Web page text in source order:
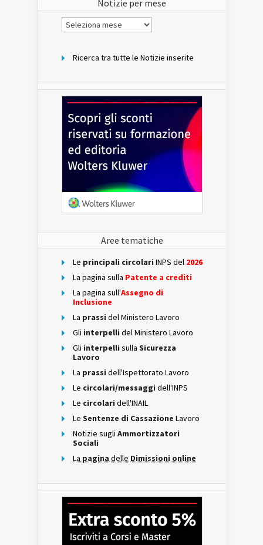
Notizie per mese
Notizie
per
Ricerca tra tutte le Notizie inserite
Aree tematiche
Le principali circolari INPS del 2026
La pagina sulla Patente a crediti
La pagina sull'Assegno di
Inclusione
La prassi del Ministero Lavoro
Gli interpelli del Ministero Lavoro
Gli interpelli sulla Sicurezza
Lavoro
La prassi dell'Ispettorato Lavoro
Le circolari/messaggi dell'INPS
Le circolari dell'INAIL
Le Sentenze di Cassazione Lavoro
Notizie sugli Ammortizzatori
Sociali
La pagina delle Dimissioni online